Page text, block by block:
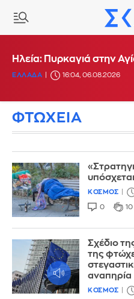
Πυρκαγιά στην περιοχή
ΕΛΛΑΔΑ 15:17, 06.08.2026
Ηλεία: Πυρκαγιά στην
ΕΛΛΑΔΑ 16:04, 06.08.2026
ΦΤΩΧΕΙΑ
ΚΟΣΜΟΣ
0 10
Σχέδιο
της
αναπηρία
ΚΟΣΜΟΣ